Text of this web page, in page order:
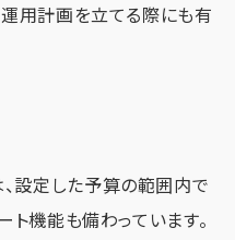
用計画を立てる際にも有
設定した予算の範囲内で
ト機能も備わっています。